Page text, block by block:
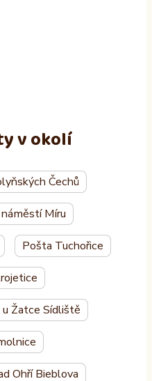
v okolí
Čechů
Míru
Pošta Tuchořice
Žatce Sídliště
Ohří Bieblova